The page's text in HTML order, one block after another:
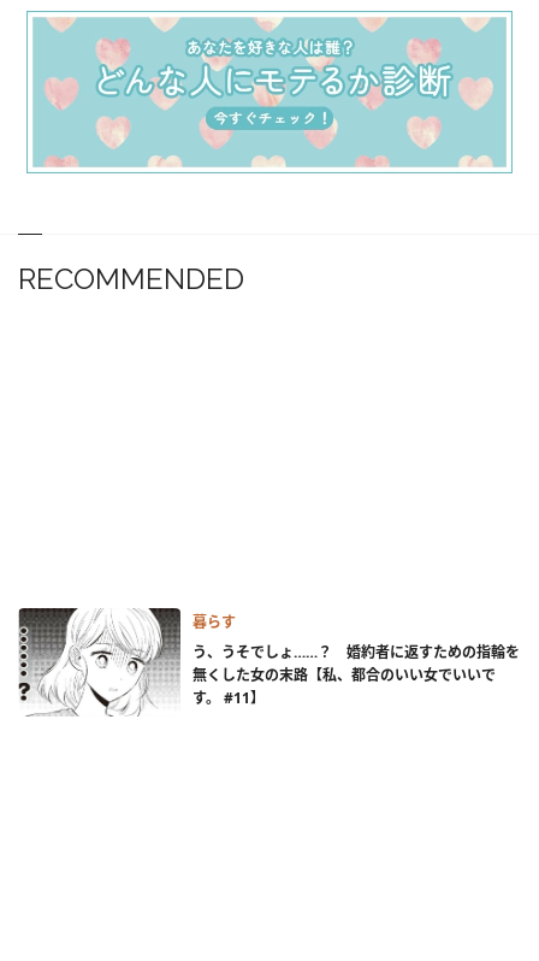
RECOMMENDED
暮らす
う、うそでしょ……？ 婚約者に返すための指輪を
無くした女の末路【私、都合のいい女でいいで
す。 #11】